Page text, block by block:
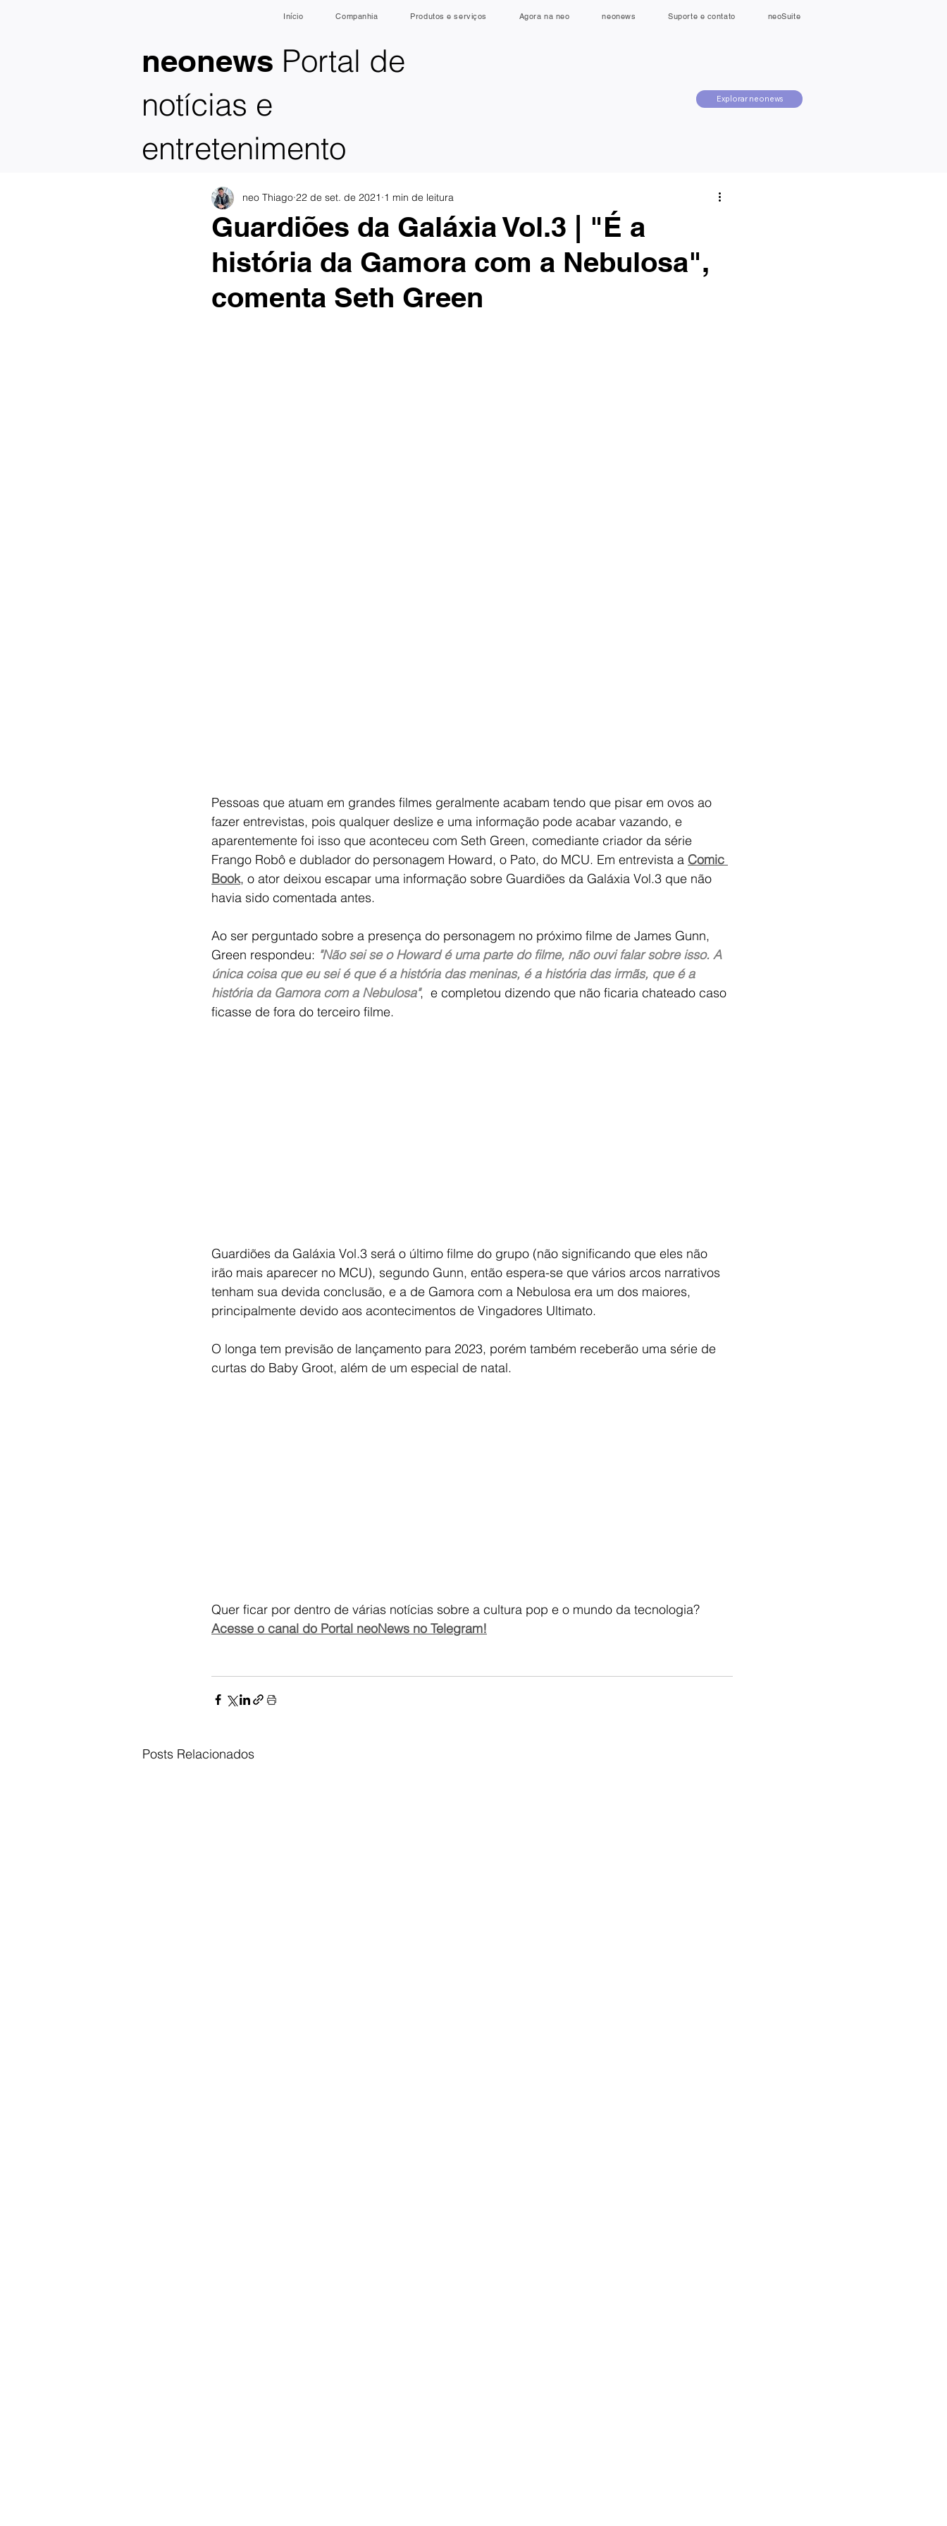
Explorar neonews
neonews Portal de
notícias e
entretenimento
Início Companhia Produtos e serviços Agora na neo neonews Suporte e contato neoSuite
Guardiões da Galáxia Vol.3 | "É a
história da Gamora com a Nebulosa",
comenta Seth Green
neo Thiago 22 de set. de 2021 1 min de leitura
Pessoas que atuam em grandes filmes geralmente acabam tendo que pisar em ovos ao
fazer entrevistas, pois qualquer deslize e uma informação pode acabar vazando, e
aparentemente foi isso que aconteceu com Seth Green, comediante criador da série
Frango Robô e dublador do personagem Howard, o Pato, do MCU. Em entrevista a Comic
Book, o ator deixou escapar uma informação sobre Guardiões da Galáxia Vol.3 que não
havia sido comentada antes.
Ao ser perguntado sobre a presença do personagem no próximo filme de James Gunn,
Green respondeu: "Não sei se o Howard é uma parte do filme, não ouvi falar sobre isso. A
única coisa que eu sei é que é a história das meninas, é a história das irmãs, que é a
história da Gamora com a Nebulosa",  e completou dizendo que não ficaria chateado caso
ficasse de fora do terceiro filme.
Guardiões da Galáxia Vol.3 será o último filme do grupo (não significando que eles não
irão mais aparecer no MCU), segundo Gunn, então espera-se que vários arcos narrativos
tenham sua devida conclusão, e a de Gamora com a Nebulosa era um dos maiores,
principalmente devido aos acontecimentos de Vingadores Ultimato.
O longa tem previsão de lançamento para 2023, porém também receberão uma série de
curtas do Baby Groot, além de um especial de natal.
Quer ficar por dentro de várias notícias sobre a cultura pop e o mundo da tecnologia?
Acesse o canal do Portal neoNews no Telegram!
Posts Relacionados